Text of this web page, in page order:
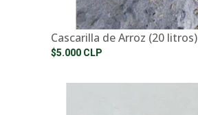
Cascarilla de Arroz (20 litros)
$5.000 CLP